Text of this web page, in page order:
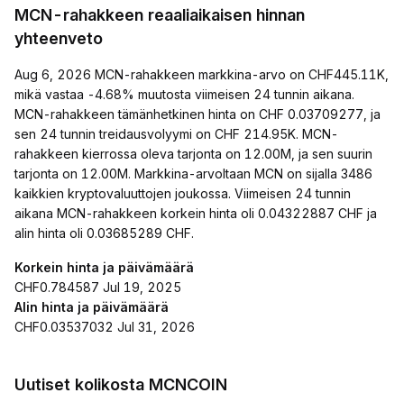
MCN-rahakkeen reaaliaikaisen hinnan
yhteenveto
Aug 6, 2026 MCN-rahakkeen markkina-arvo on CHF445.11K,
mikä vastaa -4.68% muutosta viimeisen 24 tunnin aikana.
MCN-rahakkeen tämänhetkinen hinta on CHF 0.03709277, ja
sen 24 tunnin treidausvolyymi on CHF 214.95K. MCN-
rahakkeen kierrossa oleva tarjonta on 12.00M, ja sen suurin
tarjonta on 12.00M. Markkina-arvoltaan MCN on sijalla 3486
kaikkien kryptovaluuttojen joukossa. Viimeisen 24 tunnin
aikana MCN-rahakkeen korkein hinta oli 0.04322887 CHF ja
alin hinta oli 0.03685289 CHF.
Korkein hinta ja päivämäärä
CHF0.784587 Jul 19, 2025
Alin hinta ja päivämäärä
CHF0.03537032 Jul 31, 2026
Uutiset kolikosta MCNCOIN